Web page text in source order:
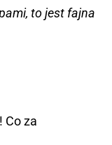
to jest fajna
Co za